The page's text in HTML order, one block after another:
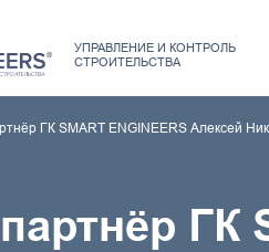
УПРАВЛЕНИЕ И КОНТРОЛЬ
СТРОИТЕЛЬСТВА
ГК SMART ENGINEERS Алексей
ГК